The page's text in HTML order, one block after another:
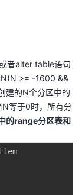
者alter table语句
N(N >= -1600 &&
建的N个分区中的
N等于0时，所有分
的range分区表和